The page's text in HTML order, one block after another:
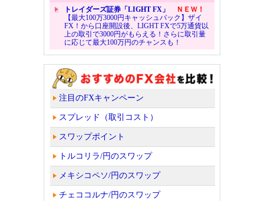
トレイダーズ証券「LIGHT FX」
ＮＥＷ！
【最大100万3000円キャッシュバック】ザイ
FX！から口座開設後、LIGHT FXで5万通貨以
上の取引で3000円がもらえる！さらに取引量
に応じて最大100万円のチャンスも！
注目のFXキャンペーン
スプレッド（取引コスト）
スワップポイント
トルコリラ/円のスワップ
メキシコペソ/円のスワップ
チェココルナ/円のスワップ